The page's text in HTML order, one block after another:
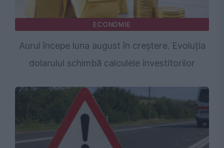
ECONOMIE
Aurul începe luna august în creștere. Evoluția
dolarului schimbă calculele investitorilor